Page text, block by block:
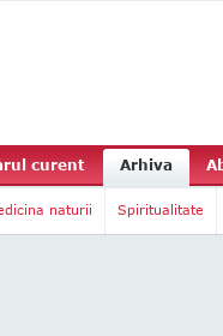
curent Arhiva
naturii Spiritualitate